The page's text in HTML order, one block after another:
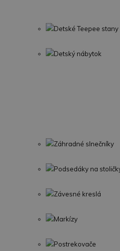
Detské Teepee stany
Detský nábytok
Záhradné slnečníky
Podsedáky na
Závesné kreslá
Markízy
Postrekovače